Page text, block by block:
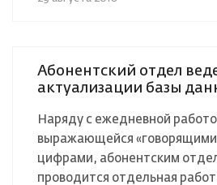
Абонентский отдел
актуализации базы
Наряду с ежедневной
выражающейся «говорящими
цифрами, абонентским
проводится отдельная